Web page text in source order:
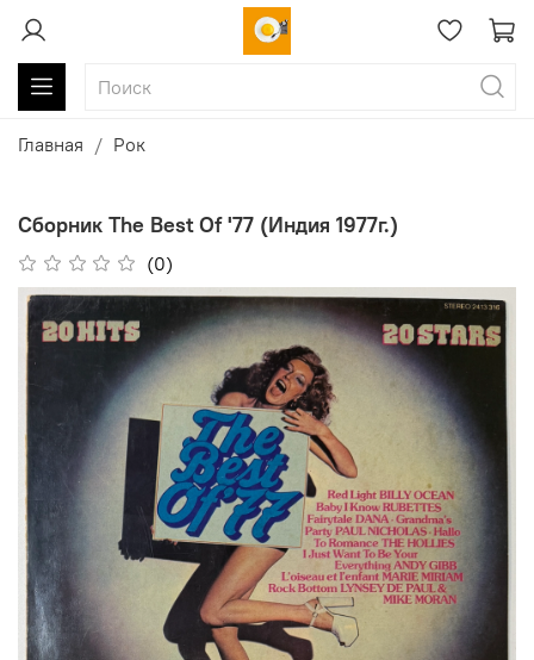
Главная Рок
Сборник The Best Of '77 (Индия 1977г.)
(0)